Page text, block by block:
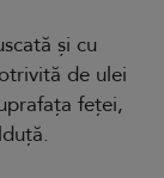
și cu
de ulei
feței,